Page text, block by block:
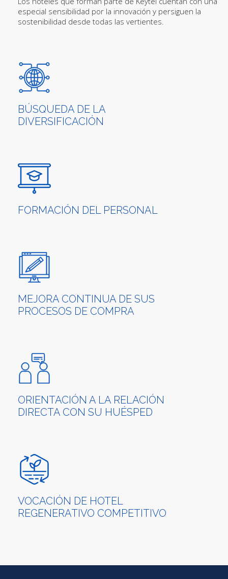
especial sensibilidad por la innovación y persiguen la
sostenibilidad desde todas las vertientes. ​
BÚSQUEDA DE LA
DIVERSIFICACIÓN
FORMACIÓN DEL PERSONAL
MEJORA CONTINUA DE SUS
PROCESOS DE COMPRA
ORIENTACIÓN A LA RELACIÓN
DIRECTA CON SU HUÉSPED
VOCACIÓN DE HOTEL
REGENERATIVO COMPETITIVO